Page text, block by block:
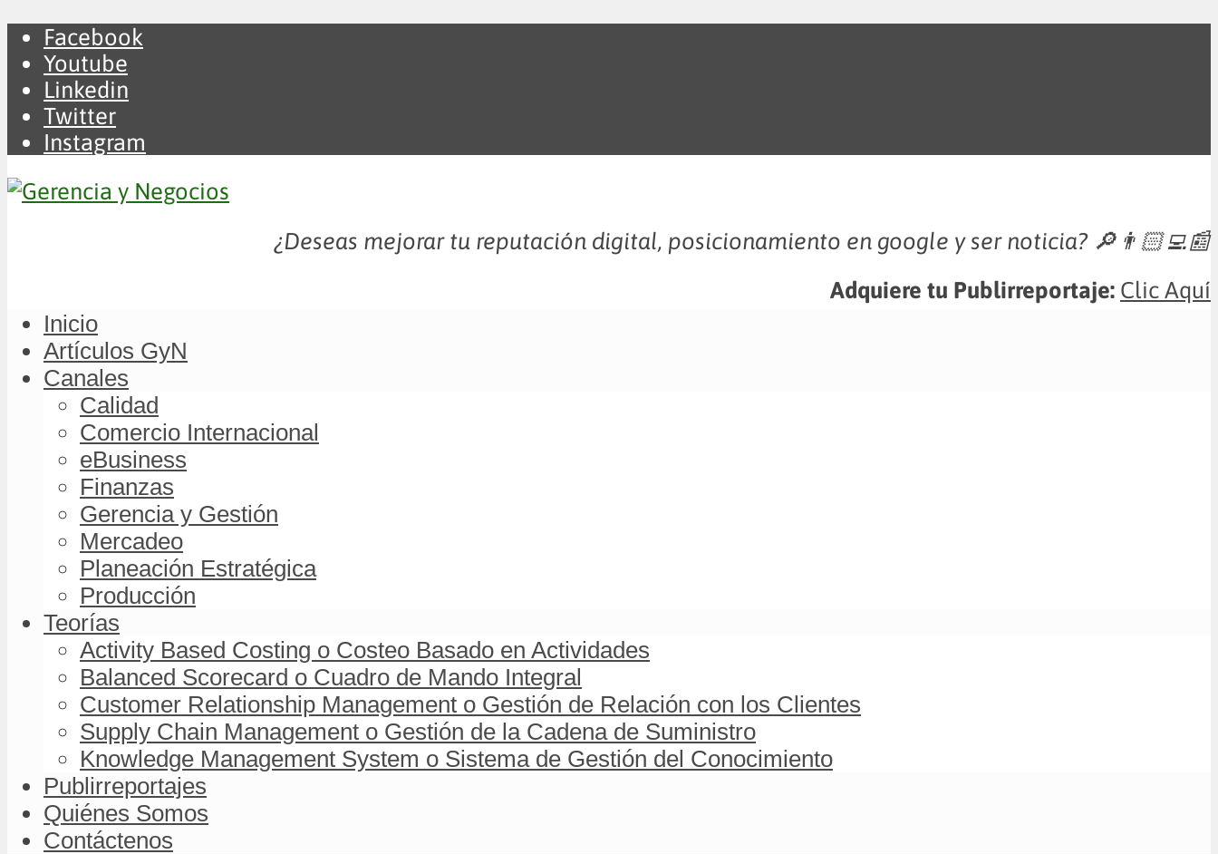
Facebook
Youtube
Linkedin
Twitter
Instagram
¿Deseas mejorar tu reputación digital, posicionamiento en google y ser noticia? 🔎👨🏻‍💻📰
Adquiere tu Publirreportaje: Clic Aquí
Inicio
Artículos GyN
Canales
Calidad
Comercio Internacional
eBusiness
Finanzas
Gerencia y Gestión
Mercadeo
Planeación Estratégica
Producción
Teorías
Activity Based Costing o Costeo Basado en Actividades
Balanced Scorecard o Cuadro de Mando Integral
Customer Relationship Management o Gestión de Relación con los Clientes
Supply Chain Management o Gestión de la Cadena de Suministro
Knowledge Management System o Sistema de Gestión del Conocimiento
Publirreportajes
Quiénes Somos
Contáctenos